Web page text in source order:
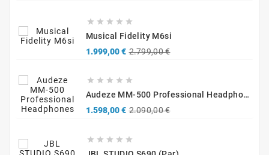
    
Musical Fidelity M6si
1.999,00 € 2.799,00 €
    
Audeze MM-500 Professional Headphones
1.598,00 € 2.090,00 €
    